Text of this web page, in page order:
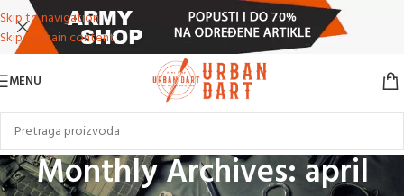
Skip to navigation
Skip to main content
MENU
Monthly Archives: april